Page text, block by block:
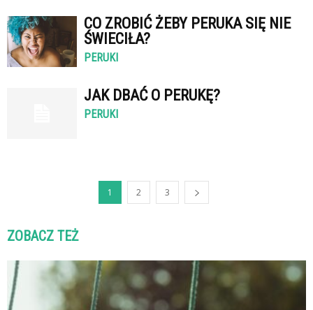
CO ZROBIĆ ŻEBY PERUKA SIĘ NIE
ŚWIECIŁA?
PERUKI
JAK DBAĆ O PERUKĘ?
PERUKI
1 2 3
ZOBACZ TEŻ